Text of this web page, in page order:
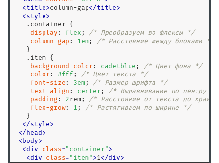
<title>column-gap</title>
<style>
.container {
display : flex ;
/* Преобразуем во флексы */
column-gap : 1 em;
/* Расстояние между блоками */
   }
.item {
background-color : cadetblue ;
/* Цвет фона */
color : #fff ;
/* Цвет текста */
font-size : 3em;
/* Размер шрифта */
text-align : center ;
/* Выравнивание по центру */
padding : 2rem;
/* Расстояние от текста до края
flex-grow : 1 ;
/* Растягиваем по ширине */
   }
</style>
</ head >
< body>
<div class= " container " >
<div class= " item" >1 </div>
@keyframes
@media
@page
@supports
@viewport
accent-color
align-content
align-items
align-self
animation
animation-delay